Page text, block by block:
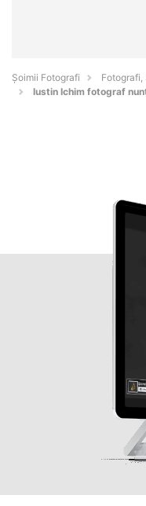
Șoimii Fotografi
Fotografi,
Iustin Ichim fotograf